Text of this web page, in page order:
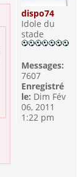
dispo74
Idole du
stade
Messages:
7607
Enregistré
le: Dim Fév
06, 2011
1:22 pm